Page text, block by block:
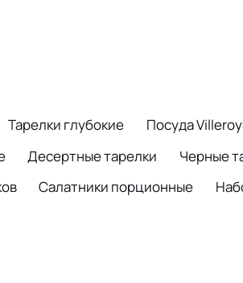
Тарелки глубокие Посуда
Десертные тарелки Черные
Салатники порционные